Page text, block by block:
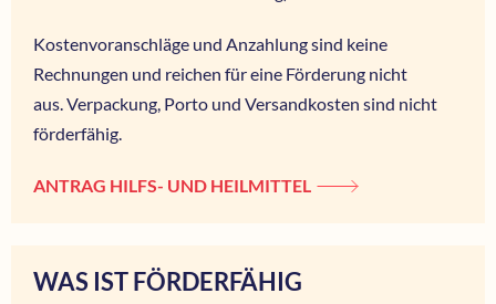
Kostenvoranschläge und Anzahlung sind keine
Rechnungen und reichen für eine Förderung nicht
aus. Verpackung, Porto und Versandkosten sind nicht
förderfähig.
ANTRAG HILFS- UND HEILMITTEL
WAS IST FÖRDERFÄHIG